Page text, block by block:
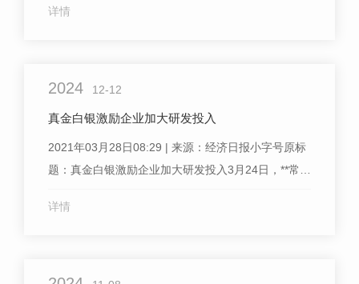
古及华北北部等地出现浮尘或扬沙，其...
详情
2024 12-12
真金白银激励企业加大研发投入
2021年03月28日08:29 | 来源：经济日报小字号原标
题：真金白银激励企业加大研发投入3月24日，**常务
75%提高至....，同时改革研发费用加计...
详情